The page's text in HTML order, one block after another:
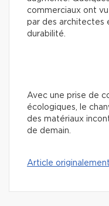
commerciaux ont
par des architectes
durabilité.
Avec une prise de
écologiques, le
des matériaux
de demain.
Article